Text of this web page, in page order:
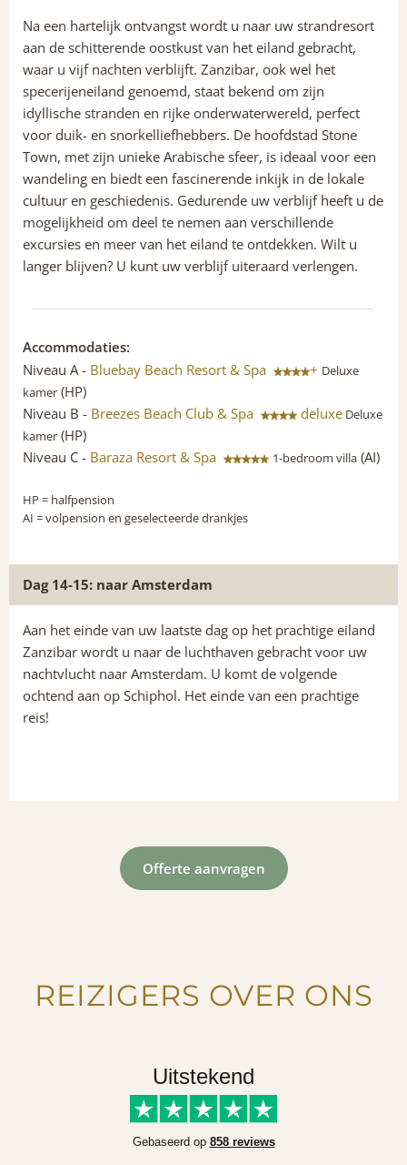
Na een hartelijk ontvangst wordt u naar uw strandresort
aan de schitterende oostkust van het eiland gebracht,
waar u vijf nachten verblijft. Zanzibar, ook wel het
specerijeneiland genoemd, staat bekend om zijn
idyllische stranden en rijke onderwaterwereld, perfect
voor duik- en snorkelliefhebbers. De hoofdstad Stone
Town, met zijn unieke Arabische sfeer, is ideaal voor een
wandeling en biedt een fascinerende inkijk in de lokale
cultuur en geschiedenis. Gedurende uw verblijf heeft u de
mogelijkheid om deel te nemen aan verschillende
excursies en meer van het eiland te ontdekken. Wilt u
langer blijven? U kunt uw verblijf uiteraard verlengen.
Accommodaties:
Niveau A - Bluebay Beach Resort & Spa + Deluxe
kamer (HP)
Niveau B - Breezes Beach Club & Spa deluxe Deluxe
kamer (HP)
Niveau C - Baraza Resort & Spa 1-bedroom villa (AI)
HP = halfpension
AI = volpension en geselecteerde drankjes
Dag 14-15: naar Amsterdam
Aan het einde van uw laatste dag op het prachtige eiland
Zanzibar wordt u naar de luchthaven gebracht voor uw
nachtvlucht naar Amsterdam. U komt de volgende
ochtend aan op Schiphol. Het einde van een prachtige
reis!
Offerte aanvragen
REIZIGERS OVER ONS
Uitstekend
Gebaseerd op 858 reviews